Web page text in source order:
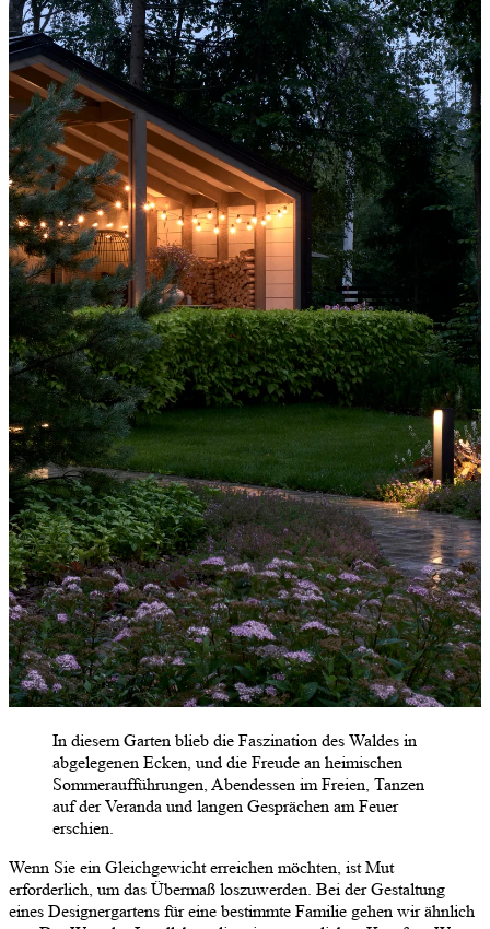
In diesem Garten blieb die Faszination des Waldes in
abgelegenen Ecken, und die Freude an heimischen
Sommeraufführungen, Abendessen im Freien, Tanzen
auf der Veranda und langen Gesprächen am Feuer
erschien.
Wenn Sie ein Gleichgewicht erreichen möchten, ist Mut
erforderlich, um das Übermaß loszuwerden. Bei der Gestaltung
eines Designergartens für eine bestimmte Familie gehen wir ähnlich